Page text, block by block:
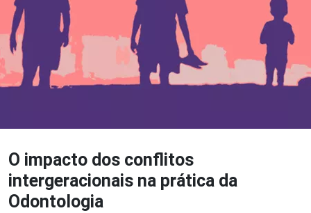
O impacto dos conflitos
intergeracionais na prática da
Odontologia